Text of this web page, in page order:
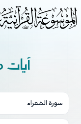
آيات
سورة الشعراء